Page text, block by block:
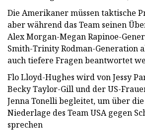
Die Amerikaner müssen taktische
aber während das Team seinen
Alex Morgan-Megan Rapinoe-
Smith-Trinity Rodman-Generation
auch tiefere Fragen beantwortet
Flo Lloyd-Hughes wird von Jessy
Becky Taylor-Gill und der US-
Jenna Tonelli begleitet, um über
Niederlage des Team USA gegen
sprechen